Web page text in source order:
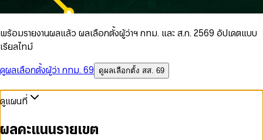
พร้อมรายงานผลแล้ว ผลเลือกตั้งผู้ว่าฯ กทม. และ ส.ก. 2569 อัปเดตแบบ
เรียลไทม์
ดูผลเลือกตั้งผู้ว่า กทม. 69
ดูผลเลือกตั้ง สส. 69
ดูแผนที่
ผลคะแนนรายเขต